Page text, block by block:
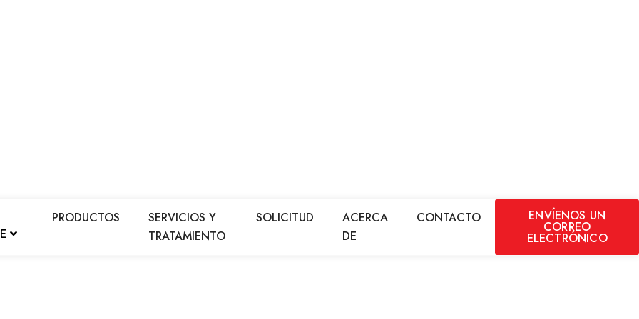
PRODUCTOS
SERVICIOS Y
TRATAMIENTO
SOLICITUD
ACERCA
DE
CONTACTO ENVÍENOS UN
CORREO
ELECTRÓNICO